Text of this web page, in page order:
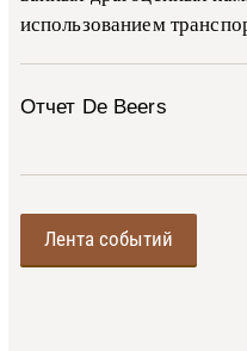
ис­поль­зо­ва­ни­ем
Отчет De Beers
Лента событий